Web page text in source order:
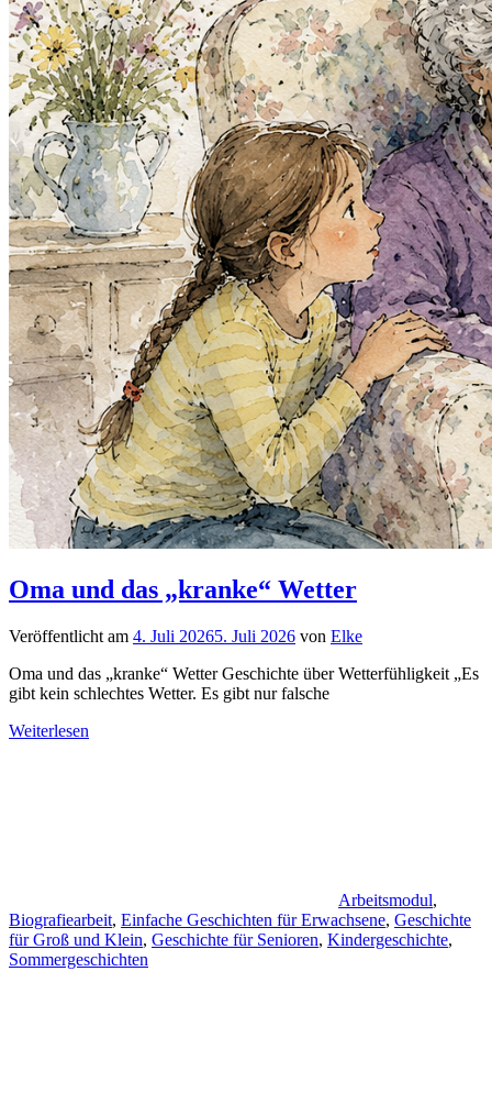
Oma und das „kranke“ Wetter
Veröffentlicht am 4. Juli 20265. Juli 2026 von Elke
Oma und das „kranke“ Wetter Geschichte über Wetterfühligkeit „Es
gibt kein schlechtes Wetter. Es gibt nur falsche
Weiterlesen
Arbeitsmodul,
Biografiearbeit, Einfache Geschichten für Erwachsene, Geschichte
für Groß und Klein, Geschichte für Senioren, Kindergeschichte,
Sommergeschichten